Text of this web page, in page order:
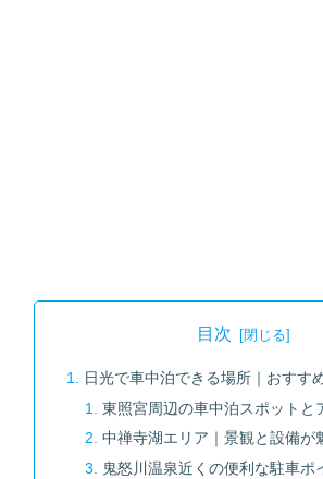
目次
日光で車中泊できる場所｜おすす
東照宮周辺の車中泊スポットと
中禅寺湖エリア｜景観と設備が
鬼怒川温泉近くの便利な駐車ポ